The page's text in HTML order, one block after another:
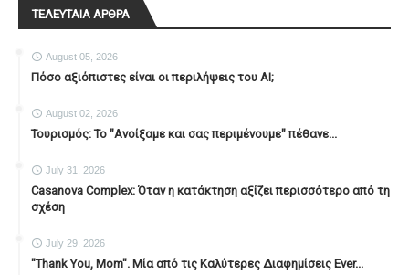
ΤΕΛΕΥΤΑΙΑ ΑΡΘΡΑ
August 05, 2026
Πόσο αξιόπιστες είναι οι περιλήψεις του ΑΙ;
August 02, 2026
Τουρισμός: Το "Ανοίξαμε και σας περιμένουμε" πέθανε...
July 31, 2026
Casanova Complex: Όταν η κατάκτηση αξίζει περισσότερο από τη
σχέση
July 29, 2026
"Thank You, Mοm". Μία από τις Καλύτερες Διαφημίσεις Ever...